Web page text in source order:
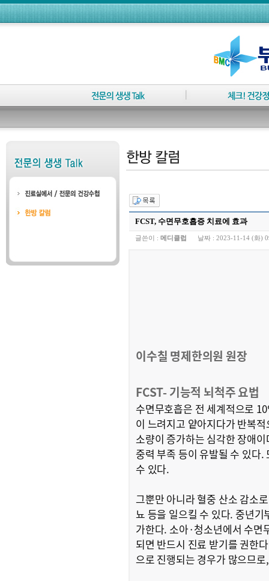
FCST, 수면무호흡증 치료에 효과
글쓴이 : 메디클럽 날짜 : 2023-11-14 (화)
이수칠 명제한의원 원장
FCST- 기능적 뇌척주 요법
수면무호흡은 전 세계적으로
이 느려지고 얕아지다가 반복
소량이 증가하는 심각한 장애
중력 부족 등이 유발될 수 있다
수 있다.
그뿐만 아니라 혈중 산소 감소
뇨 등을 일으킬 수 있다. 중년
가한다. 소아·청소년에서 수면
되면 반드시 진료 받기를 권한
으로 진행되는 경우가 많으므